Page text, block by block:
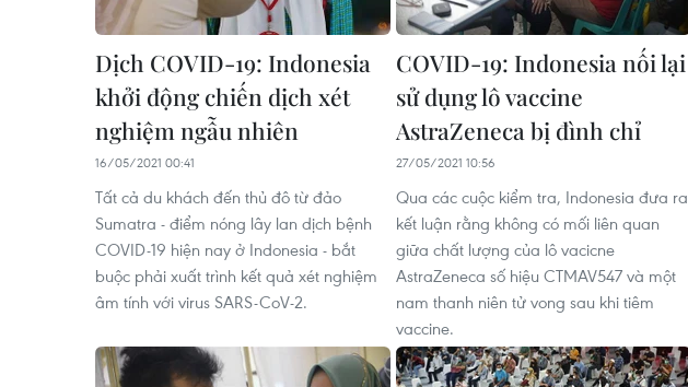
Dịch COVID-19: Indonesia
khởi động chiến dịch xét
nghiệm ngẫu nhiên
16/05/2021 00:41
Tất cả du khách đến thủ đô từ đảo
Sumatra - điểm nóng lây lan dịch bệnh
COVID-19 hiện nay ở Indonesia - bắt
buộc phải xuất trình kết quả xét nghiệm
âm tính với virus SARS-CoV-2.
COVID-19: Indonesia nối lại
sử dụng lô vaccine
AstraZeneca bị đình chỉ
27/05/2021 10:56
Qua các cuộc kiểm tra, Indonesia đưa ra
kết luận rằng không có mối liên quan
giữa chất lượng của lô vacicne
AstraZeneca số hiệu CTMAV547 và một
nam thanh niên tử vong sau khi tiêm
vaccine.